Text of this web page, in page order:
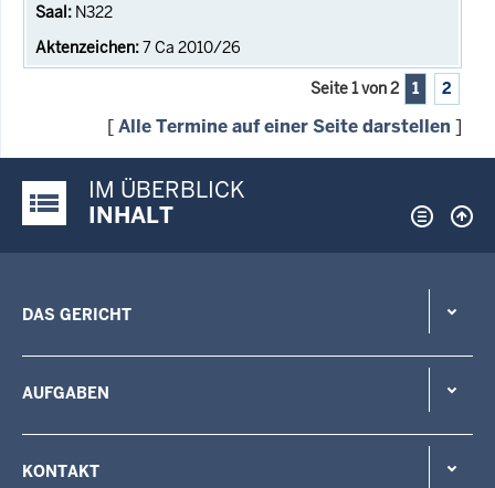
N322
7 Ca 2010/26
Seite 1 von 2 1 2
[Alle Termine auf einer Seite darstellen ]
Justiz-Portal im Überblick:
IM ÜBERBLICK
INHALT
DAS GERICHT
AUFGABEN
KONTAKT